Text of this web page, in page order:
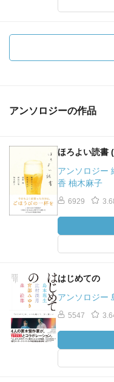
アンソロジーの作品
ほろよい読書
アンソロジー
香 柚木麻子
6929
はじめての
アンソロジー
5547